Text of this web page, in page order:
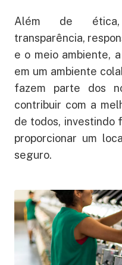
Além de ética,
transparência,
e o meio ambiente,
em um ambiente
fazem parte dos
contribuir com a
de todos, investindo
proporcionar um
seguro.